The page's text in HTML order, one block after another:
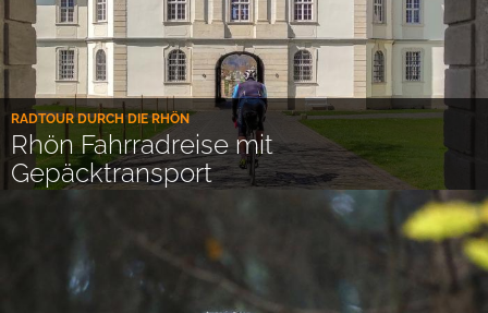
RADTOUR DURCH DIE RHÖN
Rhön Fahrradreise mit
Gepäcktransport